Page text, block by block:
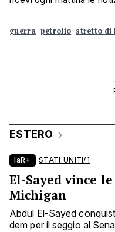
guerra petrolio stretto di
ESTERO
laR+ STATI UNITI/1
El-Sayed vince
Michigan
Abdul El-Sayed
dem per il seggio al